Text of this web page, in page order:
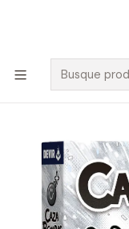
🚀 ¡Despachamos a
$100.000 y a RM sobre
Inicio